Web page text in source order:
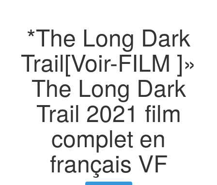
*The Long Dark
Trail[Voir-FILM ]»
The Long Dark
Trail 2021 film
complet en
français VF